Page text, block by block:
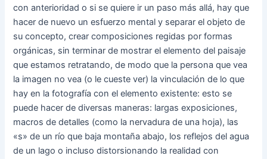
con anterioridad o si se quiere ir un paso más allá, hay que
hacer de nuevo un esfuerzo mental y separar el objeto de
su concepto, crear composiciones regidas por formas
orgánicas, sin terminar de mostrar el elemento del paisaje
que estamos retratando, de modo que la persona que vea
la imagen no vea (o le cueste ver) la vinculación de lo que
hay en la fotografía con el elemento existente: esto se
puede hacer de diversas maneras: largas exposiciones,
macros de detalles (como la nervadura de una hoja), las
«s» de un río que baja montaña abajo, los reflejos del agua
de un lago o incluso distorsionando la realidad con